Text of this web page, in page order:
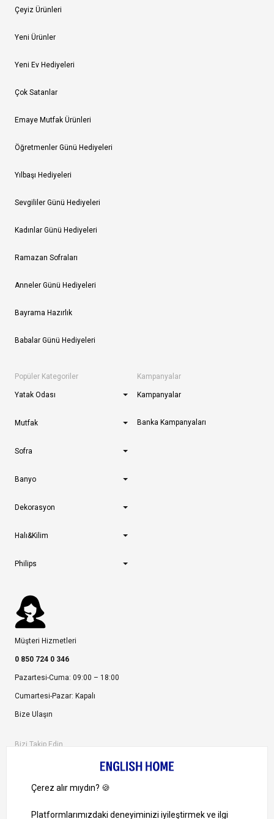
Çeyiz Ürünleri
Yeni Ürünler
Yeni Ev Hediyeleri
Çok Satanlar
Emaye Mutfak Ürünleri
Öğretmenler Günü Hediyeleri
Yılbaşı Hediyeleri
Sevgililer Günü Hediyeleri
Kadınlar Günü Hediyeleri
Ramazan Sofraları
Anneler Günü Hediyeleri
Bayrama Hazırlık
Babalar Günü Hediyeleri
Popüler Kategoriler
Yatak Odası
Mutfak
Sofra
Banyo
Dekorasyon
Halı&Kilim
Philips
Kampanyalar
Kampanyalar
Banka Kampanyaları
Müşteri Hizmetleri
0 850 724 0 346
Pazartesi-Cuma: 09:00 – 18:00
Cumartesi-Pazar: Kapalı
Bize Ulaşın
Bizi Takip Edin
1000 TL ve Üzeri Alışverişlerinizde Kargo Bedava!